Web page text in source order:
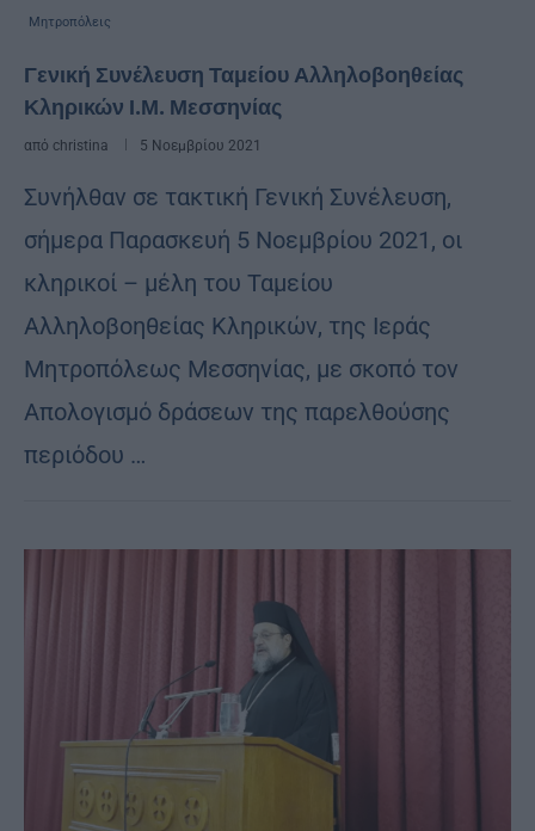
Μητροπόλεις
Γενική Συνέλευση Ταμείου Αλληλοβοηθείας
Κληρικών Ι.Μ. Μεσσηνίας
από christina 5 Νοεμβρίου 2021
Συνήλθαν σε τακτική Γενική Συνέλευση,
σήμερα Παρασκευή 5 Νοεμβρίου 2021, οι
κληρικοί – μέλη του Ταμείου
Αλληλοβοηθείας Κληρικών, της Ιεράς
Μητροπόλεως Μεσσηνίας, με σκοπό τον
Απολογισμό δράσεων της παρελθούσης
περιόδου …